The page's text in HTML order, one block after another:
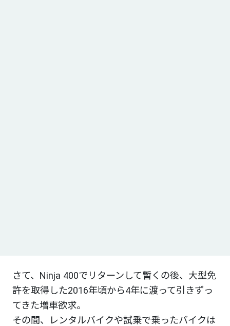
さて、Ninja 400でリターンして暫くの後、大型免
許を取得した2016年頃から4年に渡って引きずっ
てきた増車欲求。
その間、レンタルバイクや試乗で乗ったバイクは